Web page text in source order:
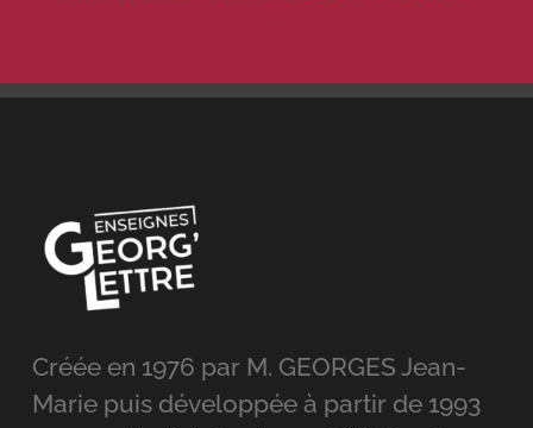
Créée en 1976 par M. GEORGES Jean-
Marie puis développée à partir de 1993
par son fils Fabrice, la société Enseignes
signalétique intérieure et extérieure.